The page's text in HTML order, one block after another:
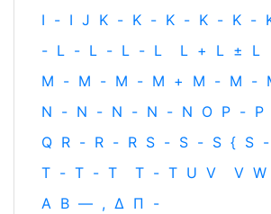
I - I J K - K - K - K - K -
- L - L - L - L L + L ± L
M - M - M - M + M - M -
N - N - N - N - N O P - P
Q R - R - R S - S - S { S -
T - T - T T - T U V V W
Α Β — , Δ Π -